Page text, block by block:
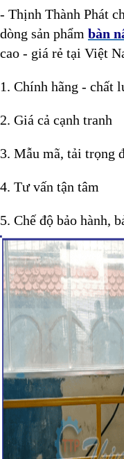
- Thịnh Thành Phát
dòng sản phẩm bàn
cao - giá rẻ tại Việt
1. Chính hãng - chất
2. Giá cả cạnh tranh
3. Mẫu mã, tải trọng
4. Tư vấn tận tâm
5. Chế độ bảo hành,